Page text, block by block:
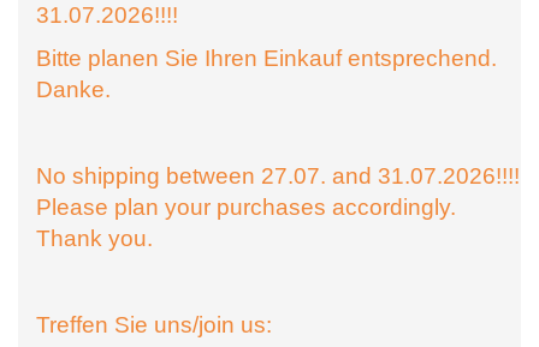
31.07.2026!!!!
Bitte planen Sie Ihren Einkauf entsprechend.
Danke.
No shipping between 27.07. and 31.07.2026!!!!
Please plan your purchases accordingly.
Thank you.
Treffen Sie uns/join us: